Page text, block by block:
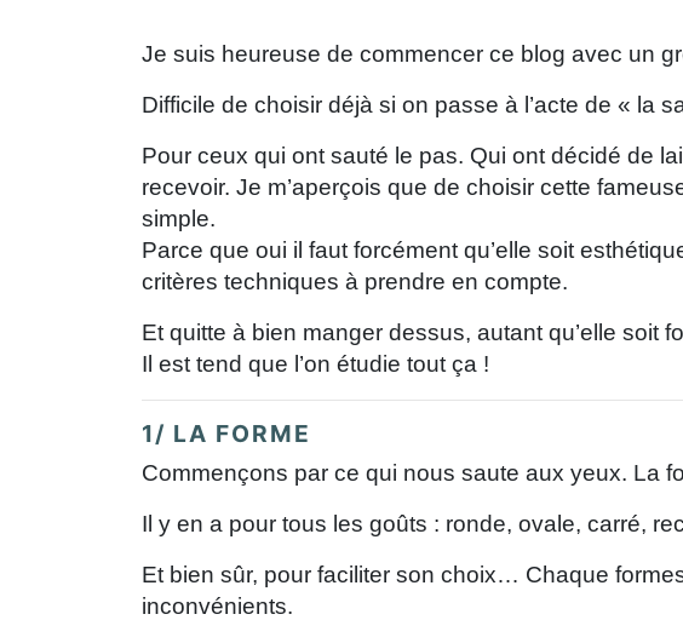
Je suis heureuse de commencer ce blog avec un
Difficile de choisir déjà si on passe à l’acte de « la
Pour ceux qui ont sauté le pas. Qui ont décidé de
recevoir. Je m’aperçois que de choisir cette
simple.
Parce que oui il faut forcément qu’elle soit
critères techniques à prendre en compte.
Et quitte à bien manger dessus, autant qu’elle soit
Il est tend que l’on étudie tout ça !
1/ LA FORME
Commençons par ce qui nous saute aux yeux. La
Il y en a pour tous les goûts : ronde, ovale, carré,
Et bien sûr, pour faciliter son choix… Chaque
inconvénients.